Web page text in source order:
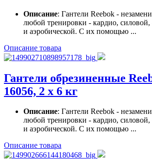
Описание: Гантели Reebok -
любой тренировки - кардио,
и аэробической. С их помощью ...
Описание товара
Гантели обрезиненные
16056, 2 х 6 кг
Описание: Гантели Reebok -
любой тренировки - кардио,
и аэробической. С их помощью ...
Описание товара